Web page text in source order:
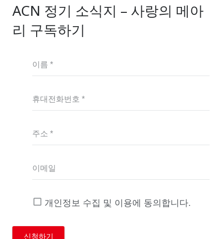
ACN 정기 소식지 – 사랑의 메아
리 구독하기
이름 *
휴대전화번호 *
주소 *
이메일
개인정보 수집 및 이용에 동의합니다.